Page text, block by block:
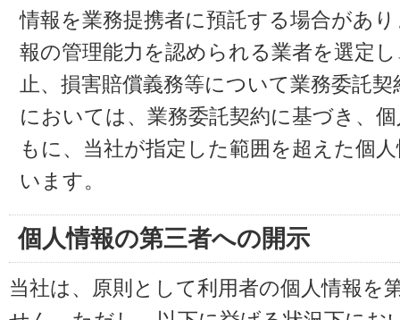
情報を業務提携者に預託する場合があ
報の管理能力を認められる業者を選定
止、損害賠償義務等について業務委託
においては、業務委託契約に基づき、
もに、当社が指定した範囲を超えた個
います。
個人情報の第三者への開示
当社は、原則として利用者の個人情報を